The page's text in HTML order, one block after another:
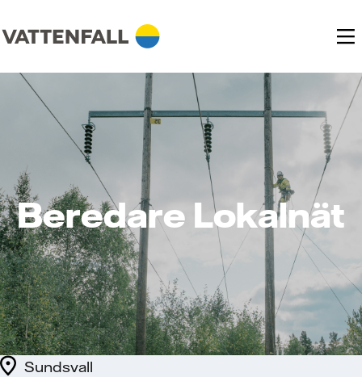
Beredare Lokalnät
Sundsvall